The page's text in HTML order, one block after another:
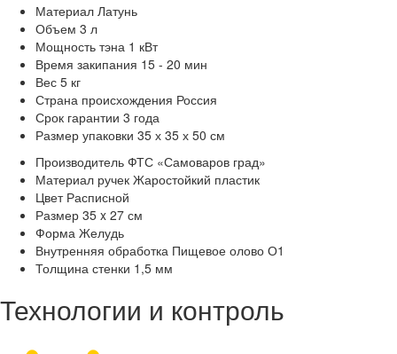
Материал Латунь
Объем 3 л
Мощность тэна 1 кВт
Время закипания 15 - 20 мин
Вес 5 кг
Страна происхождения Россия
Срок гарантии 3 года
Размер упаковки 35 х 35 х 50 см
Производитель ФТС «Самоваров град»
Материал ручек Жаростойкий пластик
Цвет Расписной
Размер 35 x 27 см
Форма Желудь
Внутренняя обработка Пищевое олово О1
Толщина стенки 1,5 мм
Технологии и контроль